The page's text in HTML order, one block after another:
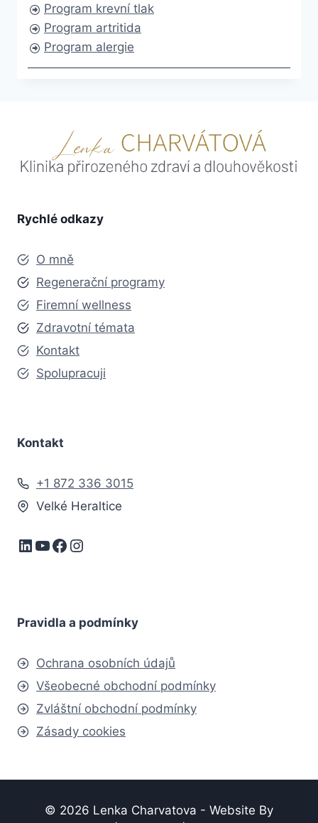
Program krevní tlak
Program artritida
Program alergie
Rychlé odkazy
O mně
Regenerační programy
Firemní wellness
Zdravotní témata
Kontakt
Spolupracuji
Kontakt
+1 872 336 3015
Velké Heraltice
LinkedIn
YouTube
Facebook
Instagram
Pravidla a podmínky
Ochrana osobních údajů
Všeobecné obchodní podmínky
Zvláštní obchodní podmínky
Zásady cookies
© 2026 Lenka Charvatova - Website By